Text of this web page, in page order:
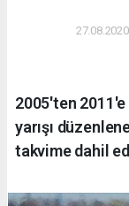
2005'ten 2011'e
yarışı
takvime dahil